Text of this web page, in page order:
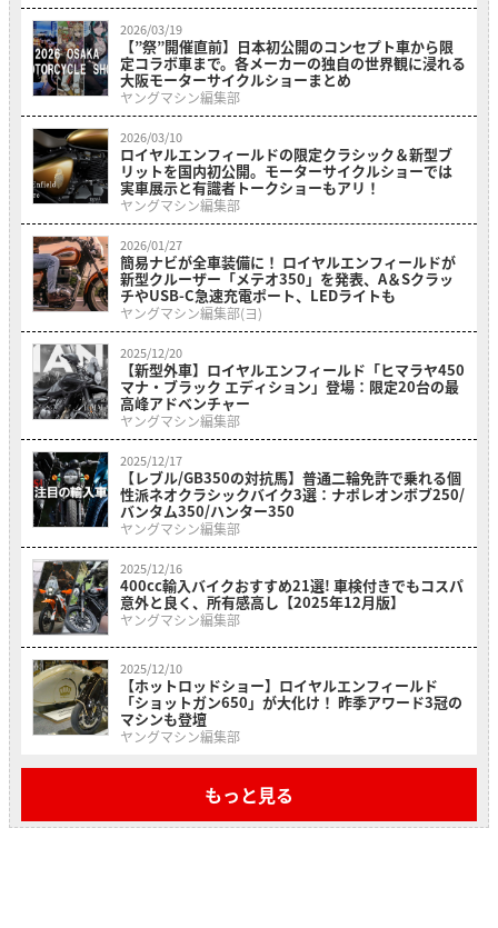
2026/03/19
【”祭”開催直前】日本初公開のコンセプト車から限
定コラボ車まで。各メーカーの独自の世界観に浸れる
大阪モーターサイクルショーまとめ
ヤングマシン編集部
2026/03/10
ロイヤルエンフィールドの限定クラシック＆新型ブ
リットを国内初公開。モーターサイクルショーでは
実車展示と有識者トークショーもアリ！
ヤングマシン編集部
2026/01/27
簡易ナビが全車装備に！ ロイヤルエンフィールドが
新型クルーザー「メテオ350」を発表、A＆Sクラッ
チやUSB-C急速充電ポート、LEDライトも
ヤングマシン編集部(ヨ)
2025/12/20
【新型外車】ロイヤルエンフィールド「ヒマラヤ450
マナ・ブラック エディション」登場：限定20台の最
高峰アドベンチャー
ヤングマシン編集部
2025/12/17
【レブル/GB350の対抗馬】普通二輪免許で乗れる個
性派ネオクラシックバイク3選：ナポレオンボブ250/
バンタム350/ハンター350
ヤングマシン編集部
2025/12/16
400cc輸入バイクおすすめ21選! 車検付きでもコスパ
意外と良く、所有感高し【2025年12月版】
ヤングマシン編集部
2025/12/10
【ホットロッドショー】ロイヤルエンフィールド
「ショットガン650」が大化け！ 昨季アワード3冠の
マシンも登壇
ヤングマシン編集部
もっと見る